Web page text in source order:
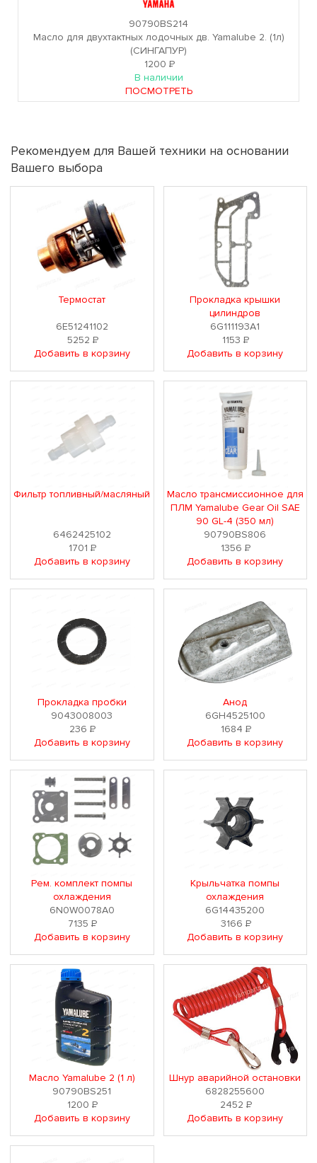
90790BS214
Масло для двухтактных лодочных дв. Yamalube 2. (1л)
(СИНГАПУР)
1200 Р
В наличии
ПОСМОТРЕТЬ
Рекомендуем для Вашей техники на основании
Вашего выбора
Термостат
6E51241102
5252 Р
Добавить в корзину
Прокладка крышки
цилиндров
6G111193A1
1153Р
Добавить в корзину
Фильтр топливный/масляный
6462425102
1701Р
Добавить в корзину
Масло трансмиссионное для
ПЛМ Yamalube Gear Oil SAE
90 GL-4 (350 мл)
90790BS806
1356Р
Добавить в корзину
Прокладка пробки
9043008003
236Р
Добавить в корзину
Анод
6GH4525100
1684 Р
Добавить в корзину
Рем. комплект помпы
охлаждения
6N0W0078A0
7135Р
Добавить в корзину
Крыльчатка помпы
охлаждения
6G14435200
3166 Р
Добавить в корзину
Масло Yamalube 2 (1 л)
90790BS251
1200Р
Добавить в корзину
Шнур аварийной остановки
6828255600
2452 Р
Добавить в корзину